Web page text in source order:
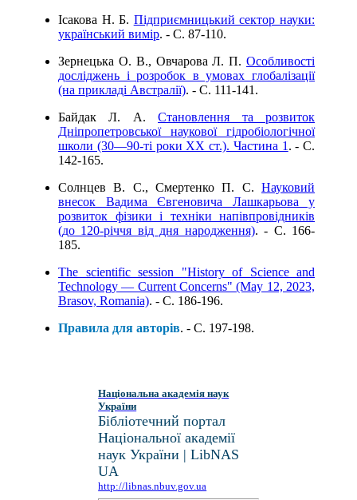
Ісакова Н. Б. Підприємницький сектор науки:
український вимір. - C. 87-110.
Зернецька О. В., Овчарова Л. П. Особливості
досліджень і розробок в умовах глобалізації
(на прикладі Австралії). - C. 111-141.
Байдак Л. А.Становлення та розвиток
Дніпропетровської наукової гідробіологічної
школи (30—90-ті роки ХХ ст.). Частина 1 . - C.
142-165.
Солнцев В. С., Смертенко П. С. Науковий
внесок Вадима Євгеновича Лашкарьова у
розвиток фізики і техніки напівпровідників
(до 120-річчя від дня народження). - C. 166-
185.
The scientific session "History of Science and
Technology — Current Concerns" (May 12, 2023,
Brasov, Romania). - C. 186-196.
Правила для авторів. - C. 197-198.
Національна академія наук
України
Бібліотечний портал
Національної академії
наук України | LibNAS
UA
http://libnas.nbuv.gov.ua